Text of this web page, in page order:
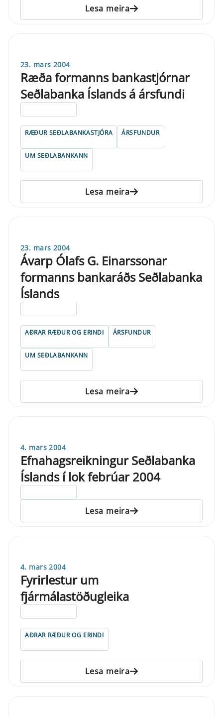
Lesa meira
23. mars 2004
Ræða formanns bankastjórnar
Seðlabanka Íslands á ársfundi
RÆÐUR SEÐLABANKASTJÓRA ÁRSFUNDUR
UM SEÐLABANKANN
Lesa meira
23. mars 2004
Ávarp Ólafs G. Einarssonar
formanns bankaráðs Seðlabanka
Íslands
AÐRAR RÆÐUR OG ERINDI ÁRSFUNDUR
UM SEÐLABANKANN
Lesa meira
4. mars 2004
Efnahagsreikningur Seðlabanka
Íslands í lok febrúar 2004
Lesa meira
4. mars 2004
Fyrirlestur um
fjármálastöðugleika
AÐRAR RÆÐUR OG ERINDI
Lesa meira